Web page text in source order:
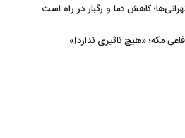
کاهش دما و رگبار در راه است
مکه؛ «هیچ تاثیری ندارد!»